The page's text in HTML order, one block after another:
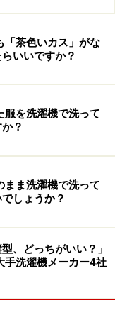
「茶色いカス」がな
いいですか？
服を洗濯機で洗って
？
まま洗濯機で洗って
しょうか？
、どっちがいい？」
手洗濯機メーカー4社